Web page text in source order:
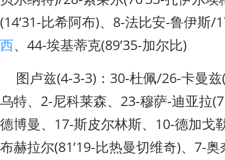
(14’31-比希阿布)、8-法比安-鲁伊斯/
西、44-埃基蒂克(89’35-加尔比)
图卢兹(4-3-3)：30-杜佩/26-卡曼兹
乌特、2-尼科莱森、23-穆萨-迪亚拉
德博曼、17-斯皮尔林斯、10-德加戈
布赫拉尔(81’19-比热曼切维奇)、7-奥